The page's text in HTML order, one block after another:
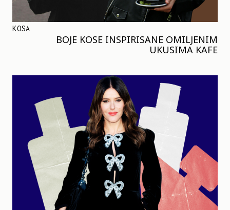
KOSA
BOJE KOSE INSPIRISANE OMILJENIM
UKUSIMA KAFE